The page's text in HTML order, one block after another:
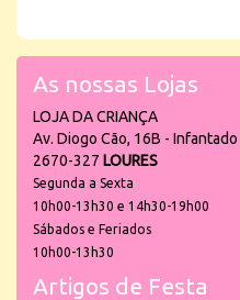
As nossas Lojas
LOJA DA CRIANÇA
Av. Diogo Cão, 16B - Infantado
2670-327 LOURES
Segunda a Sexta
10h00-13h30 e 14h30-19h00
Sábados e Feriados
10h00-13h30
Artigos de Festa